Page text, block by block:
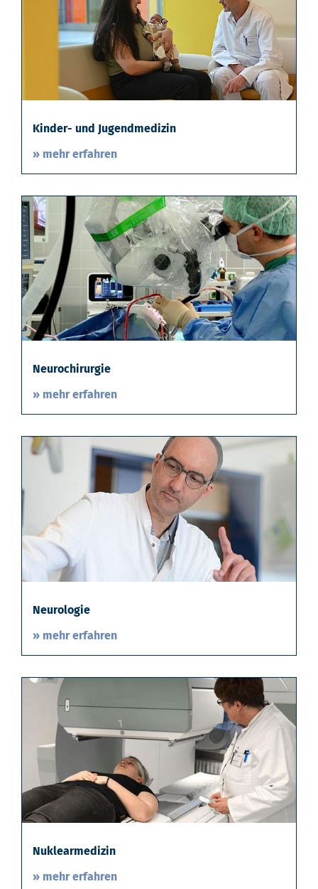
Kinder- und Jugendmedizin
» mehr erfahren
Neurochirurgie
» mehr erfahren
Neurologie
» mehr erfahren
Nuklearmedizin
» mehr erfahren